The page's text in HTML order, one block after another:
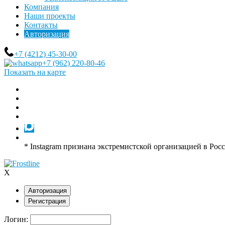
Компания
Наши проекты
Контакты
Авторизация
+7 (4212) 45-30-00
+7 (962) 220-80-46
Показать на карте
* Instagram признана экстремистской организацией в
X
Авторизация
Регистрация
Логин: